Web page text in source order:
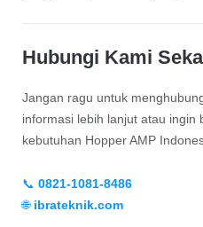
Hubungi Kami
Jangan ragu untuk
informasi lebih lanjut atau ingin
kebutuhan Hopper AMP
📞 0821-1081-8486
🌐 ibrateknik.com